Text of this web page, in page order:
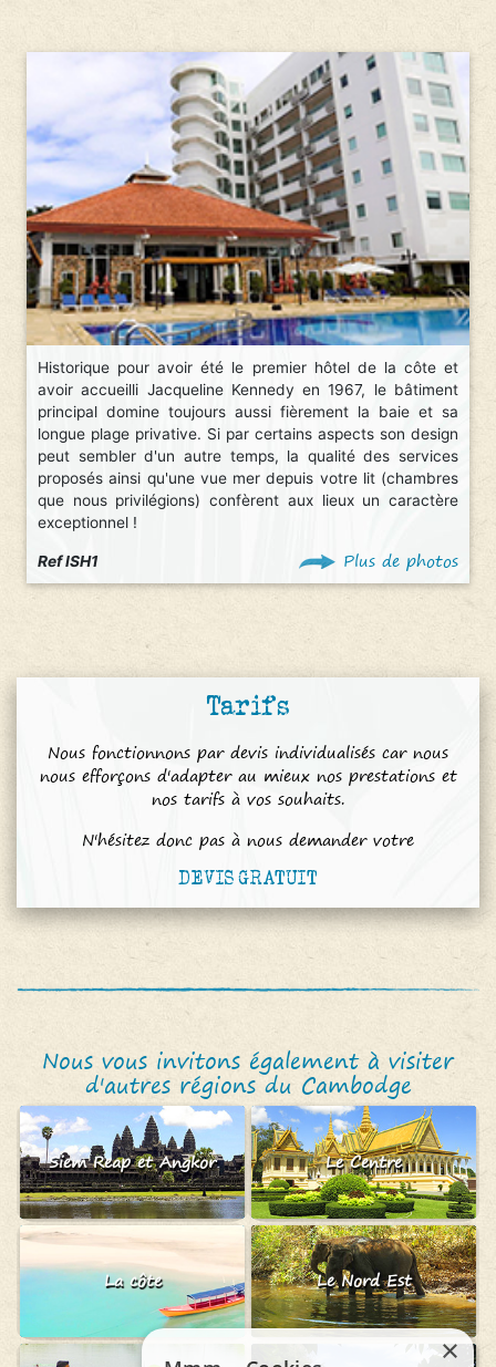
Historique pour avoir été le premier hôtel de la côte et
avoir accueilli Jacqueline Kennedy en 1967, le bâtiment
principal domine toujours aussi fièrement la baie et sa
longue plage privative. Si par certains aspects son design
peut sembler d'un autre temps, la qualité des services
proposés ainsi qu'une vue mer depuis votre lit (chambres
que nous privilégions) confèrent aux lieux un caractère
exceptionnel !
Ref ISH1 Plus de photos
Tarifs
Nous fonctionnons par devis individualisés car nous
nous efforçons d'adapter au mieux nos prestations et
nos tarifs à vos souhaits.
N'hésitez donc pas à nous demander votre
DEVIS GRATUIT
Nous vous invitons également à visiter
d'autres régions du Cambodge
Siem Reap et Angkor Le Centre
La côte Le Nord Est
×